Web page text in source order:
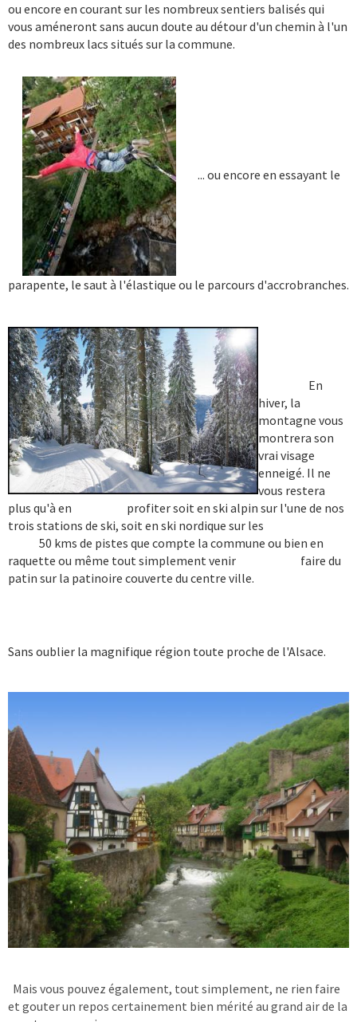
ou encore en courant sur les nombreux sentiers balisés qui
vous améneront sans aucun doute au détour d'un chemin à l'un
des nombreux lacs situés sur la commune.
... ou encore en essayant le
parapente, le saut à l'élastique ou le parcours d'accrobranches.
En
hiver, la
montagne vous
montrera son
vrai visage
enneigé. Il ne
vous restera
plus qu'à en profiter soit en ski alpin sur l'une de nos
trois stations de ski, soit en ski nordique sur les
50 kms de pistes que compte la commune ou bien en
raquette ou même tout simplement venir faire du
patin sur la patinoire couverte du centre ville.
Sans oublier la magnifique région toute proche de l'Alsace.
Mais vous pouvez également, tout simplement, ne rien faire
et gouter un repos certainement bien mérité au grand air de la